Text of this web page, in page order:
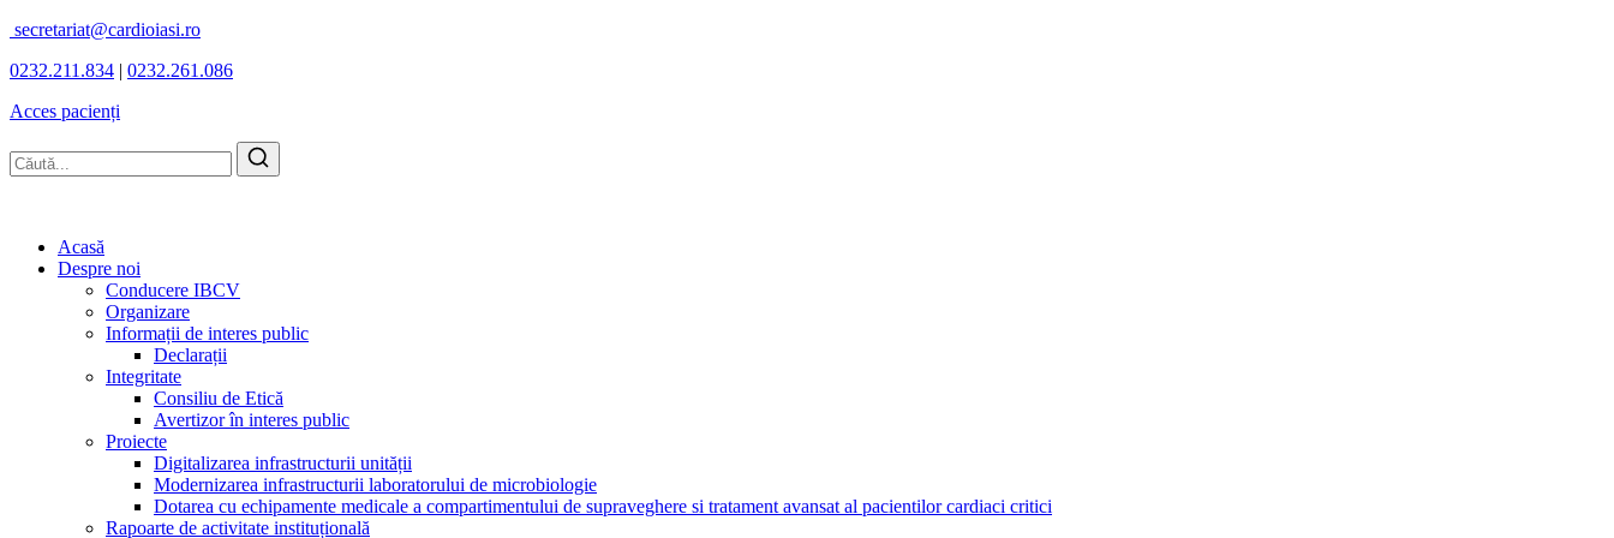
secretariat@cardioiasi.ro
0232.211.834 | 0232.261.086
Acces pacienți
Acasă
Despre noi
Conducere IBCV
Organizare
Informații de interes public
Declarații
Integritate
Consiliu de Etică
Avertizor în interes public
Proiecte
Digitalizarea infrastructurii unității
Modernizarea infrastructurii laboratorului de microbiologie
Dotarea cu echipamente medicale a compartimentului de supraveghere si tratament avansat al pacientilor cardiaci critici
Rapoarte de activitate instituțională